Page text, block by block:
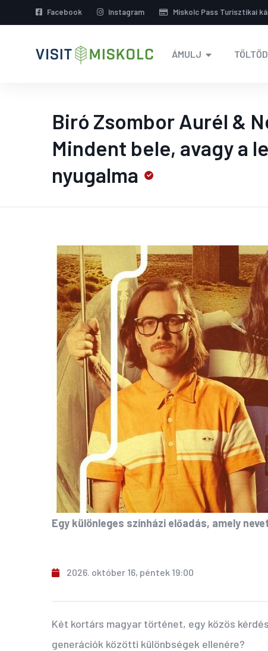
Facebook Instagram Miskolc Pass Turisztikai
ÁMULJ
Biró Zsombor Aurél &
Mindent bele, avagy a
nyugalma
Egy különleges színházi előadás, amely
2026. október 16, péntek 19:00
Két kortárs magyar történet, egy közös
generációk közötti különbségek ellenére?